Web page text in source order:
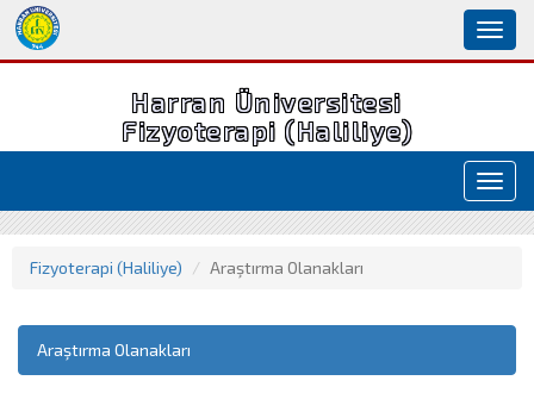
Harran Üniversitesi
Fizyoterapi (Haliliye)
Fizyoterapi (Haliliye) Araştırma Olanakları
Araştırma Olanakları